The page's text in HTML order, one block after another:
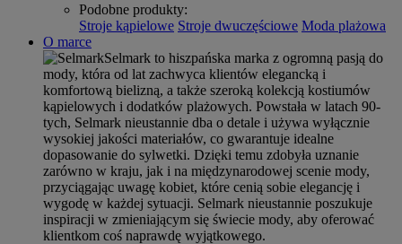
Podobne produkty:
Stroje kąpielowe Stroje dwuczęściowe Moda plażowa
O marce
Selmark to hiszpańska marka z ogromną pasją do
mody, która od lat zachwyca klientów elegancką i
komfortową bielizną, a także szeroką kolekcją kostiumów
kąpielowych i dodatków plażowych. Powstała w latach 90-
tych, Selmark nieustannie dba o detale i używa wyłącznie
wysokiej jakości materiałów, co gwarantuje idealne
dopasowanie do sylwetki. Dzięki temu zdobyła uznanie
zarówno w kraju, jak i na międzynarodowej scenie mody,
przyciągając uwagę kobiet, które cenią sobie elegancję i
wygodę w każdej sytuacji. Selmark nieustannie poszukuje
inspiracji w zmieniającym się świecie mody, aby oferować
klientkom coś naprawdę wyjątkowego.